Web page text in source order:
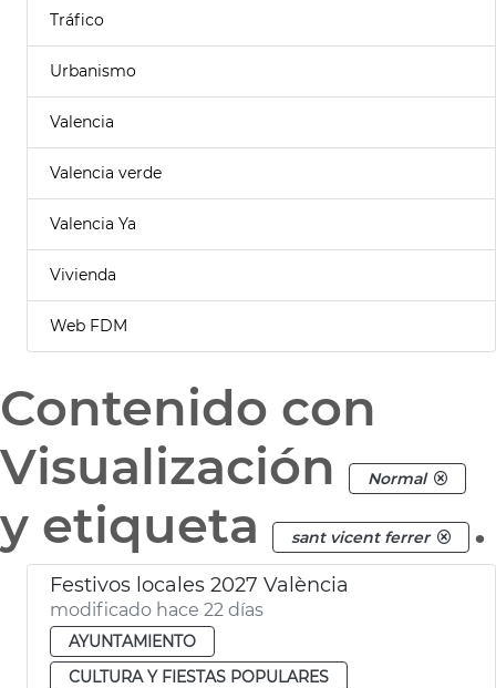
Tráfico
Urbanismo
Valencia
Valencia verde
Valencia Ya
Vivienda
Web FDM
Contenido con
Visualización
Normal
y etiqueta sant vicent ferrer .
Festivos locales 2027 València
modificado hace 22 días
AYUNTAMIENTO
CULTURA Y FIESTAS POPULARES